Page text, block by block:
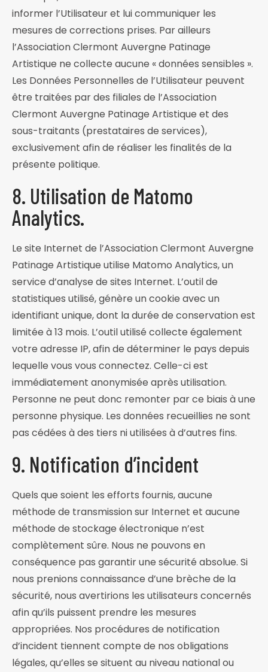
informer l’Utilisateur et lui communiquer les
mesures de corrections prises. Par ailleurs
l’Association Clermont Auvergne Patinage
Artistique ne collecte aucune « données sensibles ».
Les Données Personnelles de l’Utilisateur peuvent
être traitées par des filiales de l’Association
Clermont Auvergne Patinage Artistique et des
sous-traitants (prestataires de services),
exclusivement afin de réaliser les finalités de la
présente politique.
8. Utilisation de Matomo
Analytics.
Le site Internet de l’Association Clermont Auvergne
Patinage Artistique utilise Matomo Analytics, un
service d’analyse de sites Internet. L’outil de
statistiques utilisé, génère un cookie avec un
identifiant unique, dont la durée de conservation est
limitée à 13 mois. L’outil utilisé collecte également
votre adresse IP, afin de déterminer le pays depuis
lequelle vous vous connectez. Celle-ci est
immédiatement anonymisée après utilisation.
Personne ne peut donc remonter par ce biais à une
personne physique. Les données recueillies ne sont
pas cédées à des tiers ni utilisées à d’autres fins.
9. Notification d’incident
Quels que soient les efforts fournis, aucune
méthode de transmission sur Internet et aucune
méthode de stockage électronique n’est
complètement sûre. Nous ne pouvons en
conséquence pas garantir une sécurité absolue. Si
nous prenions connaissance d’une brèche de la
sécurité, nous avertirions les utilisateurs concernés
afin qu’ils puissent prendre les mesures
appropriées. Nos procédures de notification
d’incident tiennent compte de nos obligations
légales, qu’elles se situent au niveau national ou